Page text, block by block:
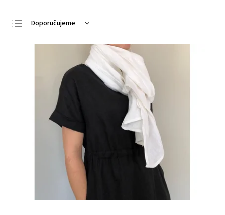
Doporučujeme
Nejprodávanější
Abecedně